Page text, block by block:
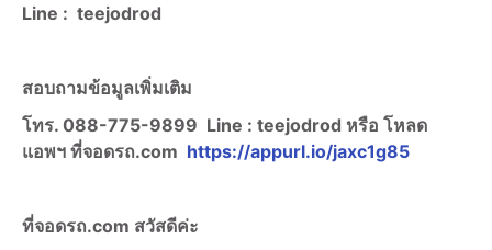
Line : teejodrod
สอบถามข้อมูลเพิ่มเติม
โทร. 088-775-9899 Line : teejodrod หรือ โหลด
แอพฯ ที่จอดรถ.com https://appurl.io/jaxc1g85
ที่จอดรถ.com สวัสดีค่ะ